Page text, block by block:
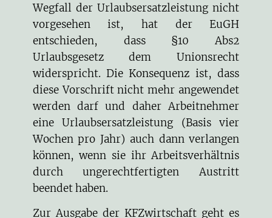
Wegfall der Urlaubsersatzleistung nicht
vorgesehen ist, hat der EuGH
entschieden, dass §10 Abs2
Urlaubsgesetz dem Unionsrecht
widerspricht. Die Konsequenz ist, dass
diese Vorschrift nicht mehr angewendet
werden darf und daher Arbeitnehmer
eine Urlaubsersatzleistung (Basis vier
Wochen pro Jahr) auch dann verlangen
können, wenn sie ihr Arbeitsverhältnis
durch ungerechtfertigten Austritt
beendet haben.
Zur Ausgabe der KFZwirtschaft geht es